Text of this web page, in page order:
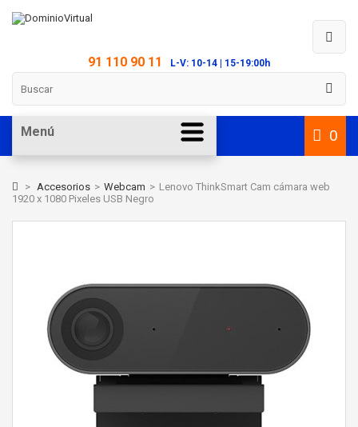
91 110 90 11 L-V: 10-14 | 15-19:00h
0
Menú
> Accesorios > Webcam > Lenovo ThinkSmart Cam cámara web
1920 x 1080 Pixeles USB Negro